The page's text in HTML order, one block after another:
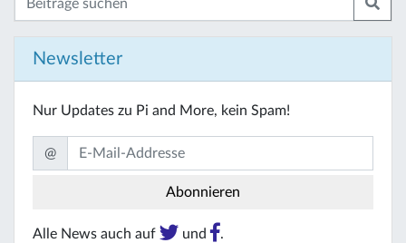
Newsletter
Nur Updates zu Pi and More, kein Spam!
@
Alle News auch auf und .